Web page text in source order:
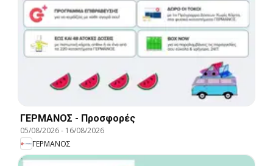
ΓΕΡΜΑΝΟΣ - Προσφορές
05/08/2026- 16/08/2026
ΓΕΡΜΑΝΟΣ